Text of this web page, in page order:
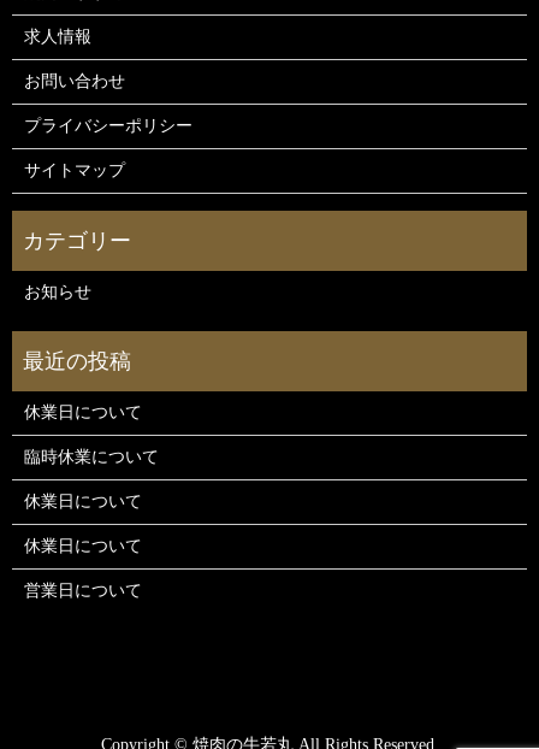
求人情報
お問い合わせ
プライバシーポリシー
サイトマップ
お知らせ
休業日について
臨時休業について
休業日について
休業日について
営業日について
Copyright © 焼肉の牛若丸 All Rights Reserved.